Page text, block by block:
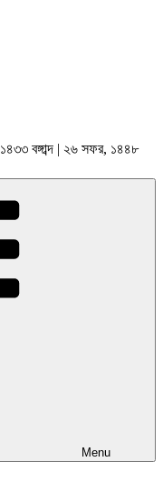
বঙ্গাব্দ | ২৬ সফর, ১৪৪৮
Menu